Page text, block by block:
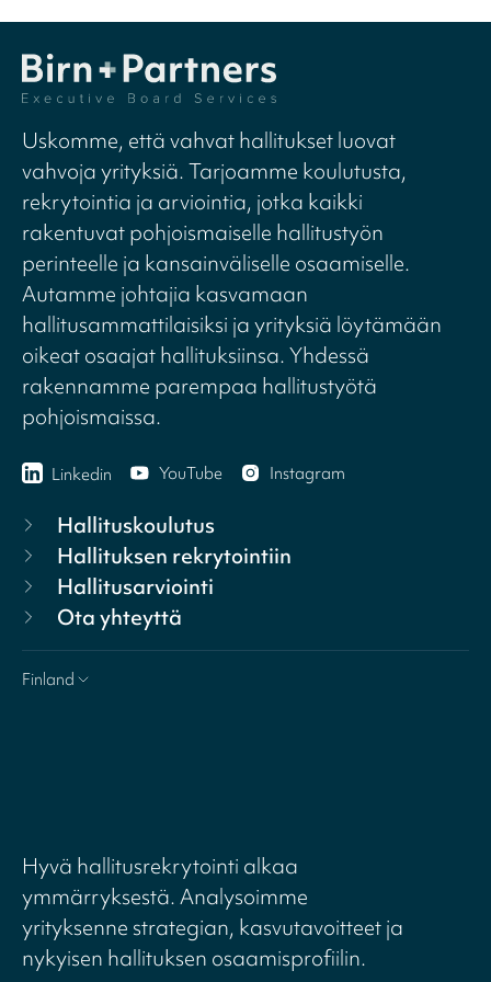
Uskomme, että vahvat hallitukset luovat
vahvoja yrityksiä. Tarjoamme koulutusta,
rekrytointia ja arviointia, jotka kaikki
rakentuvat pohjoismaiselle hallitustyön
perinteelle ja kansainväliselle osaamiselle.
Autamme johtajia kasvamaan
hallitusammattilaisiksi ja yrityksiä löytämään
oikeat osaajat hallituksiinsa. Yhdessä
rakennamme parempaa hallitustyötä
pohjoismaissa.
Linkedin YouTube Instagram
Hallituskoulutus
Hallituksen rekrytointiin
Hallitusarviointi
Ota yhteyttä
Finland
Hyvä hallitusrekrytointi alkaa
ymmärryksestä. Analysoimme
yrityksenne strategian, kasvutavoitteet ja
nykyisen hallituksen osaamisprofiilin.